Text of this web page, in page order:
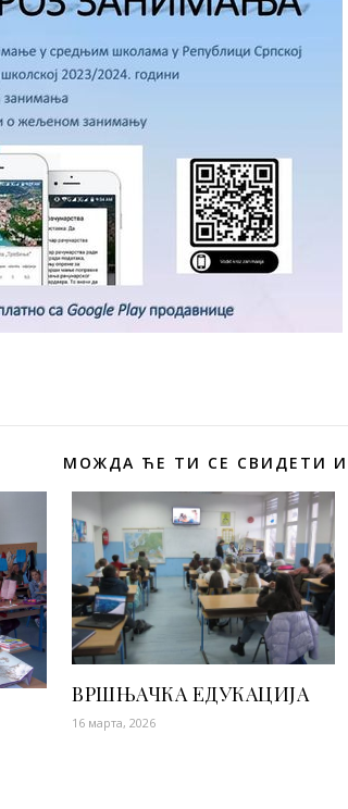
МОЖДА ЋЕ ТИ СЕ СВИДЕТИ И
ВРШЊАЧКА ЕДУКАЦИЈА
16 марта, 2026